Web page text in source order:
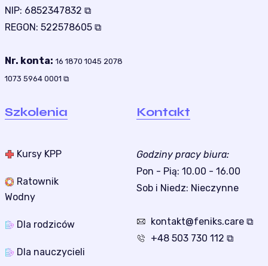
NIP: 6852347832 ⧉
REGON: 522578605 ⧉
Nr. konta: 16 1870 1045 2078
1073 5964 0001 ⧉
Szkolenia
Kursy KPP
Ratownik
Wodny
Dla rodziców
Dla nauczycieli
Kontakt
Godziny pracy biura:
Pon - Pią: 10.00 - 16.00
Sob i Niedz: Nieczynne
kontakt@feniks.care ⧉
+48 503 730 112 ⧉